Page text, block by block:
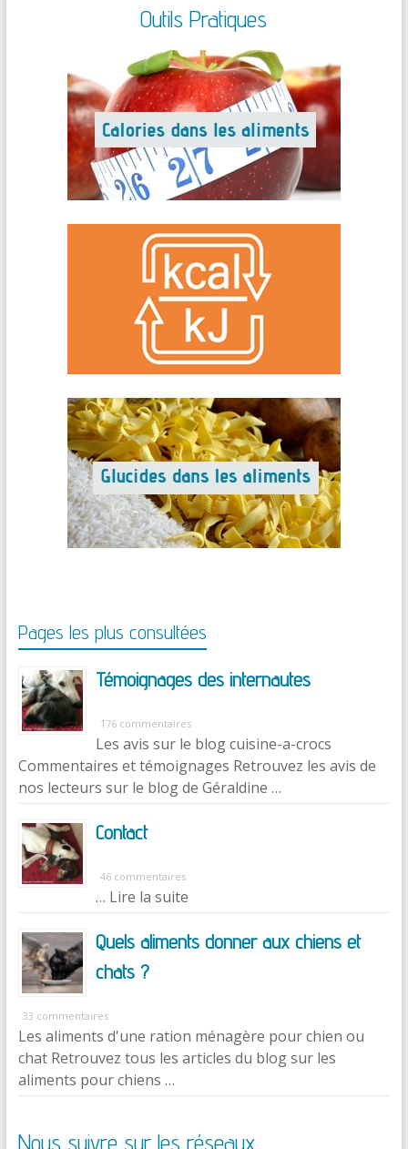
Outils Pratiques
Pages les plus consultées
Témoignages des internautes
176 commentaires
Les avis sur le blog cuisine-a-crocs
Commentaires et témoignages Retrouvez les avis de
nos lecteurs sur le blog de Géraldine …
Contact
46 commentaires
… Lire la suite
Quels aliments donner aux chiens et
chats ?
33 commentaires
Les aliments d'une ration ménagère pour chien ou
chat Retrouvez tous les articles du blog sur les
aliments pour chiens …
Nous suivre sur les réseaux